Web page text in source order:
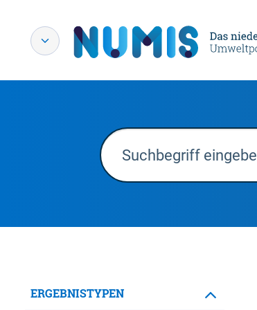
ERGEBNISTYPEN